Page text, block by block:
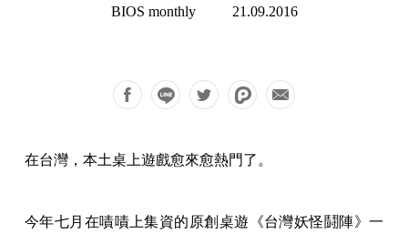
BIOS monthly 21.09.2016
在台灣，本土桌上遊戲愈來愈熱門了。
今年七月在嘖嘖上集資的原創桌遊《台灣妖怪鬪陣》一